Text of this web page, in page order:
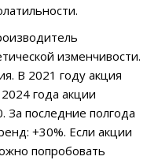
изменчивости.
В 2021 году акция
года акции
За последние полгода
+30%. Если акции
попробовать